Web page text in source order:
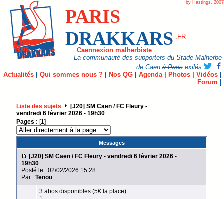
by Hastings, 2007
PARIS
DRAKKARS .FR
Caennexion malherbiste
La communauté des supporters du Stade Malherbe
de Caenà Parisexilés
Actualités| Qui sommes nous ?| Nos QG| Agenda| Photos| Vidéos|
Forum |
Liste des sujets
[J20] SM Caen / FC Fleury -
vendredi 6 février 2026 - 19h30
Pages : [1]
Messages
[J20] SM Caen / FC Fleury - vendredi 6 février 2026 -
19h30
Posté le : 02/02/2026 15:28
Par : Tenou
3 abos disponibles (5€ la place) :